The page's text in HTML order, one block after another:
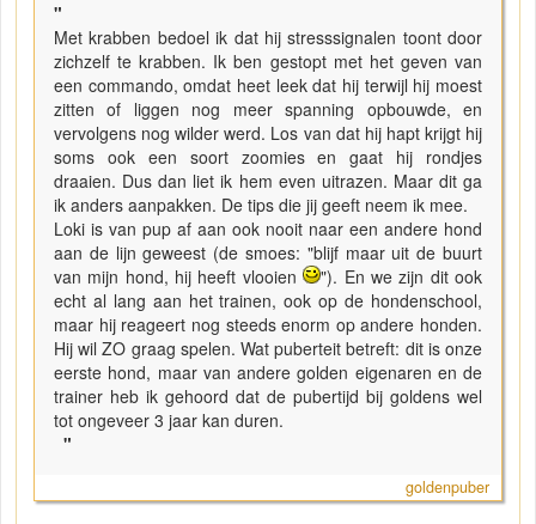
"
Met krabben bedoel ik dat hij stresssignalen toont door
zichzelf te krabben. Ik ben gestopt met het geven van
een commando, omdat heet leek dat hij terwijl hij moest
zitten of liggen nog meer spanning opbouwde, en
vervolgens nog wilder werd. Los van dat hij hapt krijgt hij
soms ook een soort zoomies en gaat hij rondjes
draaien. Dus dan liet ik hem even uitrazen. Maar dit ga
ik anders aanpakken. De tips die jij geeft neem ik mee.
Loki is van pup af aan ook nooit naar een andere hond
aan de lijn geweest (de smoes: "blijf maar uit de buurt
van mijn hond, hij heeft vlooien
"). En we zijn dit ook
echt al lang aan het trainen, ook op de hondenschool,
maar hij reageert nog steeds enorm op andere honden.
Hij wil ZO graag spelen. Wat puberteit betreft: dit is onze
eerste hond, maar van andere golden eigenaren en de
trainer heb ik gehoord dat de pubertijd bij goldens wel
tot ongeveer 3 jaar kan duren.
"
goldenpuber